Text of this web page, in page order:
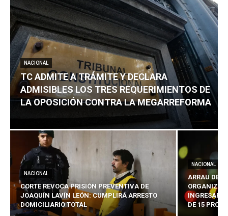
NACIONAL
TC ADMITE A TRÁMITE Y DECLARA
ADMISIBLES LOS TRES REQUERIMIENTOS DE
LA OPOSICIÓN CONTRA LA MEGARREFORMA
NACIONAL
CORTE REVOCA PRISIÓN PREVENTIVA DE
JOAQUÍN LAVÍN LEÓN: CUMPLIRÁ ARRESTO
DOMICILIARIO TOTAL
NACIONAL
ARRAU
INGRESARÁ
DE 15